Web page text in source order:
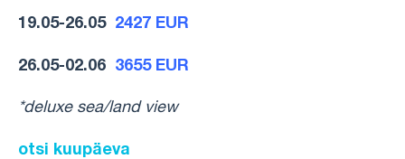
19.05-26.05 2427 EUR
26.05-02.06 3655 EUR
*deluxe sea/land view
otsi kuupäeva